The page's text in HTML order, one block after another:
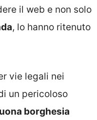
il web e non solo
, lo hanno ritenuto
vie legali nei
un pericoloso
borghesia